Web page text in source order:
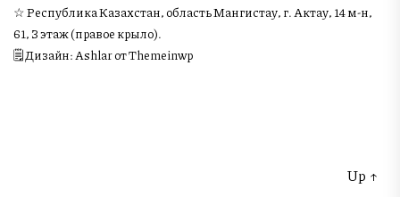
☆ Республика Казахстан, область Мангистау, г. Актау, 14 м-н,
61, 3 этаж (правое крыло).
🗒 Дизайн: Ashlar от Themeinwp
Up ↑